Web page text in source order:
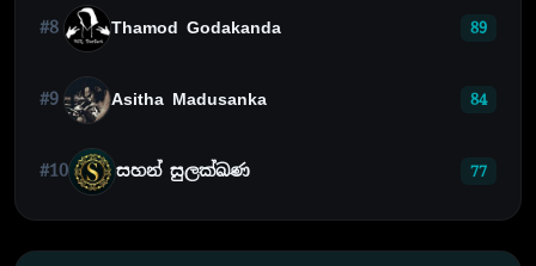
#8 Thamod Godakanda 89
#9 Asitha Madusanka 84
#10 සහන් සුලක්ඛණ 77